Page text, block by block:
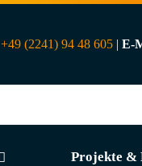
+49 (2241) 94 48 605 | E-
Projekte &